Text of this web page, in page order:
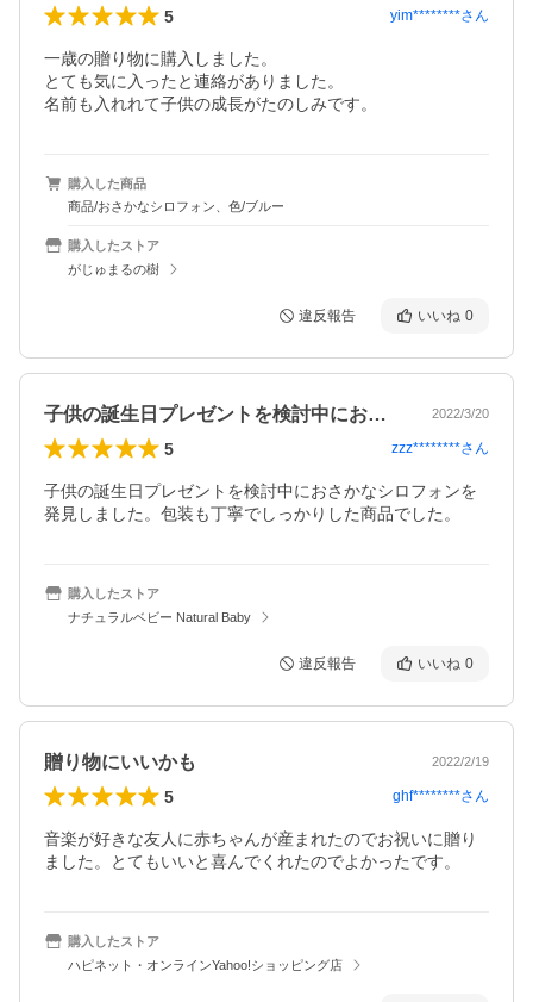
5 yim********さん
一歳の贈り物に購入しました。
とても気に入ったと連絡がありました。
名前も入れれて子供の成長がたのしみです。
購入した商品
商品/おさかなシロフォン、色/ブルー
購入したストア
がじゅまるの樹
違反報告 いいね 0
子供の誕生日プレゼントを検討中におさか… 2022/3/20
5 zzz********さん
子供の誕生日プレゼントを検討中におさかなシロフォンを
発見しました。包装も丁寧でしっかりした商品でした。
購入したストア
ナチュラルベビー Natural Baby
違反報告 いいね 0
贈り物にいいかも 2022/2/19
5 ghf********さん
音楽が好きな友人に赤ちゃんが産まれたのでお祝いに贈り
ました。とてもいいと喜んでくれたのでよかったです。
購入したストア
ハピネット・オンラインYahoo!ショッピング店